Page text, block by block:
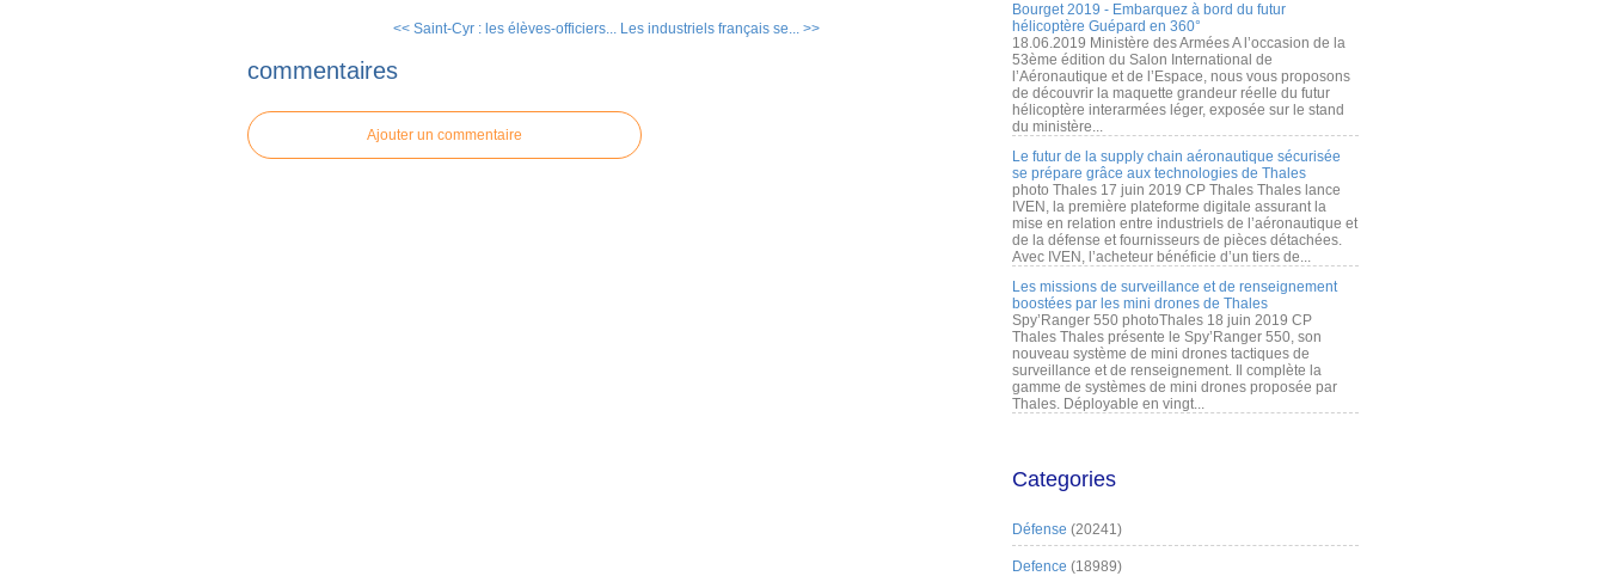
<< Saint-Cyr : les élèves-officiers... Les industriels français se... >>
commentaires
Ajouter un commentaire
Bourget 2019 - Embarquez à bord du futur
hélicoptère Guépard en 360°
18.06.2019 Ministère des Armées A l’occasion de la
53ème édition du Salon International de
l’Aéronautique et de l’Espace, nous vous proposons
de découvrir la maquette grandeur réelle du futur
hélicoptère interarmées léger, exposée sur le stand
du ministère...
Le futur de la supply chain aéronautique sécurisée
se prépare grâce aux technologies de Thales
photo Thales 17 juin 2019 CP Thales Thales lance
IVEN, la première plateforme digitale assurant la
mise en relation entre industriels de l’aéronautique et
de la défense et fournisseurs de pièces détachées.
Avec IVEN, l’acheteur bénéficie d’un tiers de...
Les missions de surveillance et de renseignement
boostées par les mini drones de Thales
Spy’Ranger 550 photoThales 18 juin 2019 CP
Thales Thales présente le Spy’Ranger 550, son
nouveau système de mini drones tactiques de
surveillance et de renseignement. Il complète la
gamme de systèmes de mini drones proposée par
Thales. Déployable en vingt...
Categories
Défense (20241)
Defence (18989)